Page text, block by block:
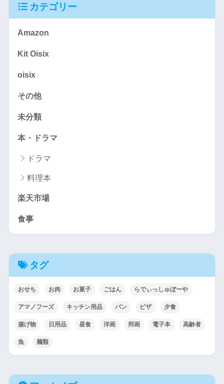
カテゴリー
Amazon
Kit Oisix
oisix
その他
未分類
本・ドラマ
ドラマ
料理本
楽天市場
食事
タグ
おせち お肉 お菓子 ごはん らでぃっしゅぼーや
アマノフーズ キッチン用品 パン ピザ 夕食
揚げ物 日用品 昼食 洋画 邦画 電子本 高齢者
魚 麺類